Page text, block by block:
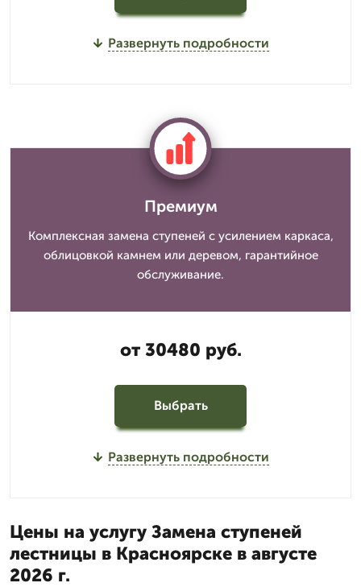
Развернуть подробности
Премиум
Комплексная замена ступеней с усилением каркаса,
облицовкой камнем или деревом, гарантийное
обслуживание.
от 30480 руб.
Выбрать
Развернуть подробности
Цены на услугу Замена ступеней
лестницы в Красноярске в августе
2026 г.